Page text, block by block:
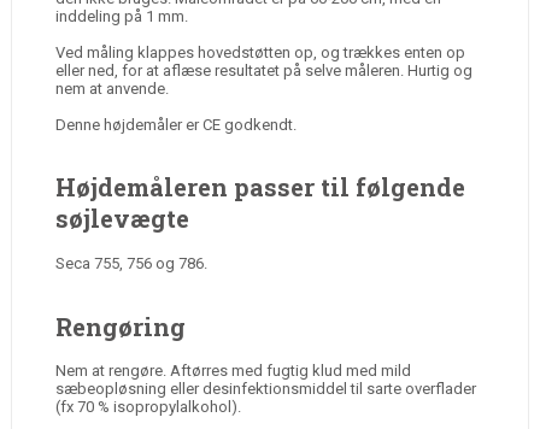
inddeling på 1 mm.
Ved måling klappes hovedstøtten op, og trækkes enten op
eller ned, for at aflæse resultatet på selve måleren. Hurtig og
nem at anvende.
Denne højdemåler er CE godkendt.
Højdemåleren passer til følgende
søjlevægte
Seca 755, 756 og 786.
Rengøring
Nem at rengøre. Aftørres med fugtig klud med mild
sæbeopløsning eller desinfektionsmiddel til sarte overflader
(fx 70 % isopropylalkohol).